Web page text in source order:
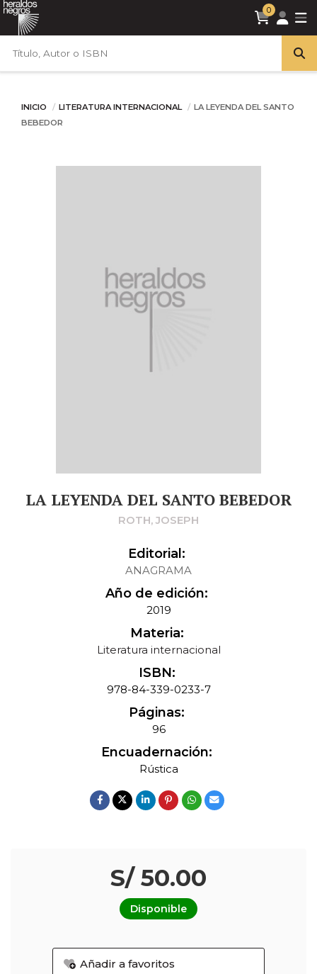
0
INICIO LITERATURA INTERNACIONAL
LA LEYENDA DEL SANTO
BEBEDOR
LA LEYENDA DEL SANTO BEBEDOR
ROTH, JOSEPH
Editorial:
ANAGRAMA
Año de edición:
2019
Materia:
Literatura internacional
ISBN:
978-84-339-0233-7
Páginas:
96
Encuadernación:
Rústica
S/ 50.00
Disponible
Añadir a favoritos